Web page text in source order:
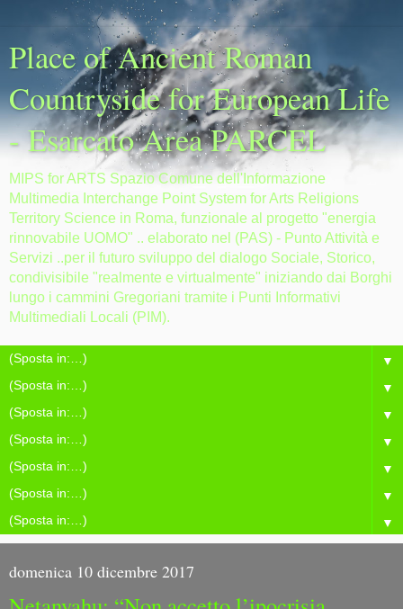
Place of Ancient Roman
Countryside for European Life
- Esarcato Area PARCEL
MIPS for ARTS Spazio Comune dell'Informazione
Multimedia Interchange Point System for Arts Religions
Territory Science in Roma, funzionale al progetto "energia
rinnovabile UOMO" .. elaborato nel (PAS) - Punto Attività e
Servizi ..per il futuro sviluppo del dialogo Sociale, Storico,
condivisibile "realmente e virtualmente" iniziando dai Borghi
lungo i cammini Gregoriani tramite i Punti Informativi
Multimediali Locali (PIM).
▼
▼
▼
▼
▼
▼
▼
domenica 10 dicembre 2017